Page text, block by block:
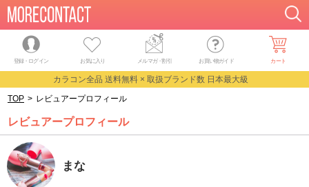
登録・ログイン お気に入り メルマガ・割引 お買い物ガイド カート
カラコン全品 送料無料 × 取扱ブランド数 日本最大級
TOP > レビュアープロフィール
レビュアープロフィール
まな